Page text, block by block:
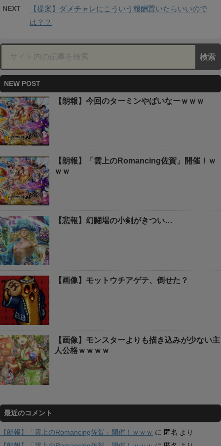
NEXT
【提案】ダメチャレにこういう報酬置いたらいいので
は？？
NEW POST
【朗報】今回のターミンやばいなーｗｗｗ
【朗報】「雲上のRomancing佐賀」開催！ｗ
ｗｗ
【悲報】幻闘場の小剣がきつい…
【画像】モットウチアゲテ、倒せた？
【画像】モンスターよりも描き込みが少ない主
人公格ｗｗｗｗ
最近のコメント
【朗報】「雲上のRomancing佐賀」開催！ｗｗｗ に 匿名 より